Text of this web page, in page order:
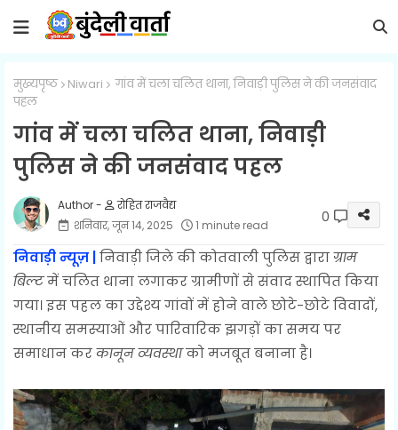
मुख्यपृष्ठ Niwari
गांव में चला चलित थाना, निवाड़ी पुलिस ने की जनसंवाद
पहल
गांव में चला चलित थाना, निवाड़ी
पुलिस ने की जनसंवाद पहल
रोहित राजवैद्य
शनिवार, जून 14, 2025
1 minute read 0
निवाड़ी न्यूज़ | निवाड़ी जिले की कोतवाली पुलिस द्वाराग्राम
बिल्टमें चलित थाना लगाकर ग्रामीणों से संवाद स्थापित किया
गया। इस पहल का उद्देश्य गांवों में होने वाले छोटे-छोटे विवादों,
स्थानीय समस्याओं और पारिवारिक झगड़ों का समय पर
समाधान करकानून व्यवस्थाको मजबूत बनाना है।